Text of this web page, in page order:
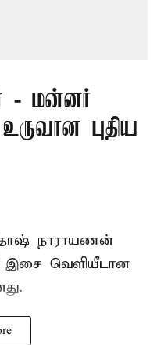
- மன்னர்
புதிய
நாராயணன்
வெளியீடான